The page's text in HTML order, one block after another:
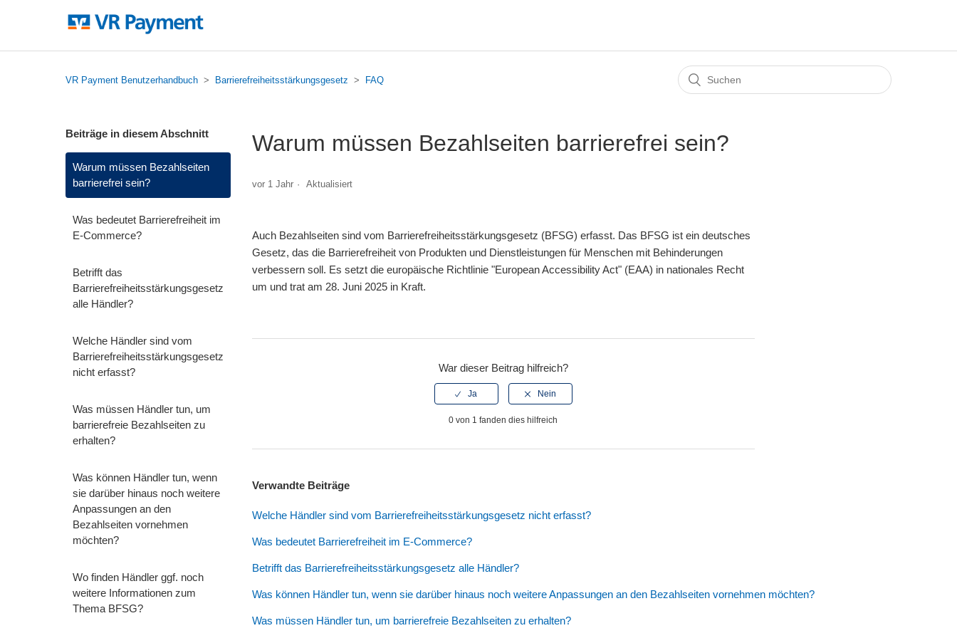
VR Payment Benutzerhandbuch Barrierefreiheitsstärkungsgesetz FAQ
Beiträge in diesem Abschnitt
Warum müssen Bezahlseiten
barrierefrei sein?
Was bedeutet Barrierefreiheit im
E-Commerce?
Betrifft das
Barrierefreiheitsstärkungsgesetz
alle Händler?
Welche Händler sind vom
Barrierefreiheitsstärkungsgesetz
nicht erfasst?
Was müssen Händler tun, um
barrierefreie Bezahlseiten zu
erhalten?
Was können Händler tun, wenn
sie darüber hinaus noch weitere
Anpassungen an den
Bezahlseiten vornehmen
möchten?
Wo finden Händler ggf. noch
weitere Informationen zum
Thema BFSG?
Warum müssen Bezahlseiten barrierefrei sein?
vor 1 Jahr Aktualisiert
Auch Bezahlseiten sind vom Barrierefreiheitsstärkungsgesetz (BFSG) erfasst. Das BFSG ist ein deutsches
Gesetz, das die Barrierefreiheit von Produkten und Dienstleistungen für Menschen mit Behinderungen
verbessern soll. Es setzt die europäische Richtlinie "European Accessibility Act" (EAA) in nationales Recht
um und trat am 28. Juni 2025 in Kraft.
War dieser Beitrag hilfreich?
0 von 1 fanden dies hilfreich
Verwandte Beiträge
Welche Händler sind vom Barrierefreiheitsstärkungsgesetz nicht erfasst?
Was bedeutet Barrierefreiheit im E-Commerce?
Betrifft das Barrierefreiheitsstärkungsgesetz alle Händler?
Was können Händler tun, wenn sie darüber hinaus noch weitere Anpassungen an den Bezahlseiten vornehmen möchten?
Was müssen Händler tun, um barrierefreie Bezahlseiten zu erhalten?